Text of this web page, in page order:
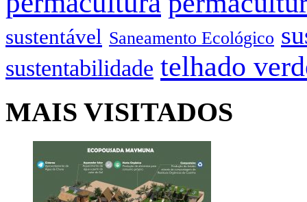
sustentável Saneamento Ecológico
sustentabilidade telhado
MAIS VISITADOS